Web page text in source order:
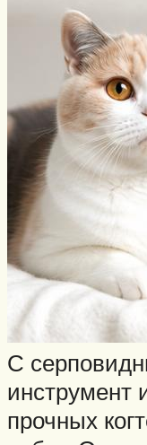
С
инструмент
прочных